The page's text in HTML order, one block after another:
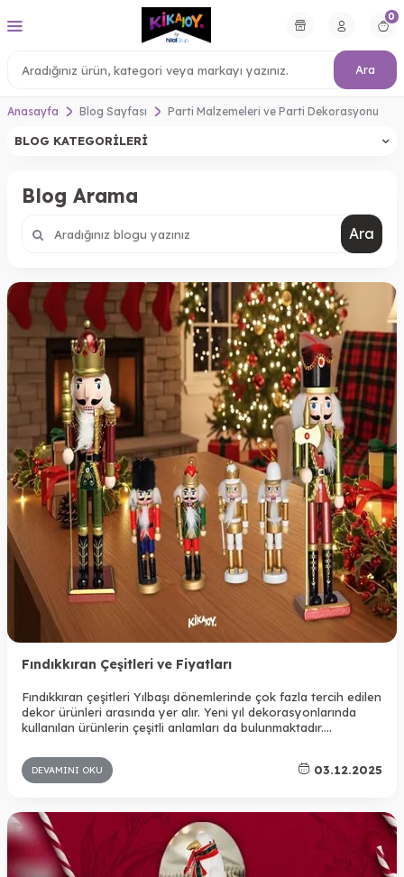
Ara
0
Anasayfa Blog Sayfası Parti Malzemeleri ve Parti Dekorasyonu
BLOG KATEGORILERI
Blog Arama
Ara
Fındıkkıran Çeşitleri ve Fiyatları
Fındıkkıran çeşitleri Yılbaşı dönemlerinde çok fazla tercih edilen
dekor ürünleri arasında yer alır. Yeni yıl dekorasyonlarında
kullanılan ürünlerin çeşitli anlamları da bulunmaktadır.
askeri onurunun simgesi haline gelmiştir. Bu nedenle de Yılbaşı
dönemlerinde pek çok alanda görebilirsiniz.
DEVAMINI OKU 03.12.2025